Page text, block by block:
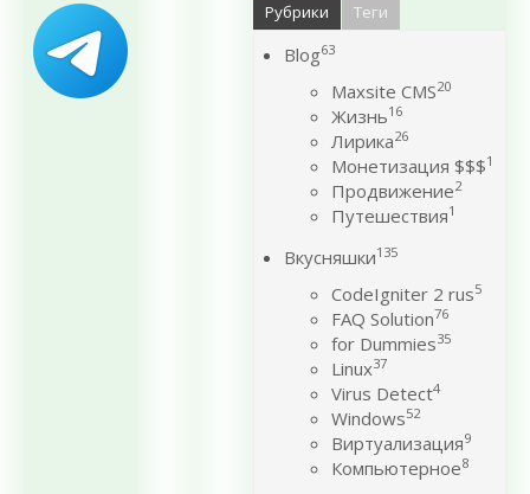
Рубрики Теги
Blog63
Maxsite CMS20
Жизнь16
Лирика26
Монетизация $$$1
Продвижение2
Путешествия1
Вкусняшки135
CodeIgniter 2 rus5
FAQ Solution76
for Dummies35
Linux37
Virus Detect4
Windows52
Виртуализация9
Компьютерное8